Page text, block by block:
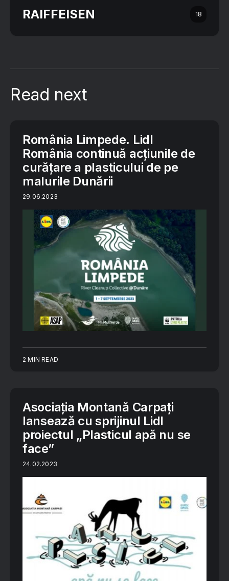
RAIFFEISEN 18
Read next
România Limpede. Lidl
România continuă acțiunile de
curățare a plasticului de pe
malurile Dunării
29.06.2023
2 MIN READ
Asociația Montană Carpați
lansează cu sprijinul Lidl
proiectul „Plasticul apă nu se
face”
24.02.2023